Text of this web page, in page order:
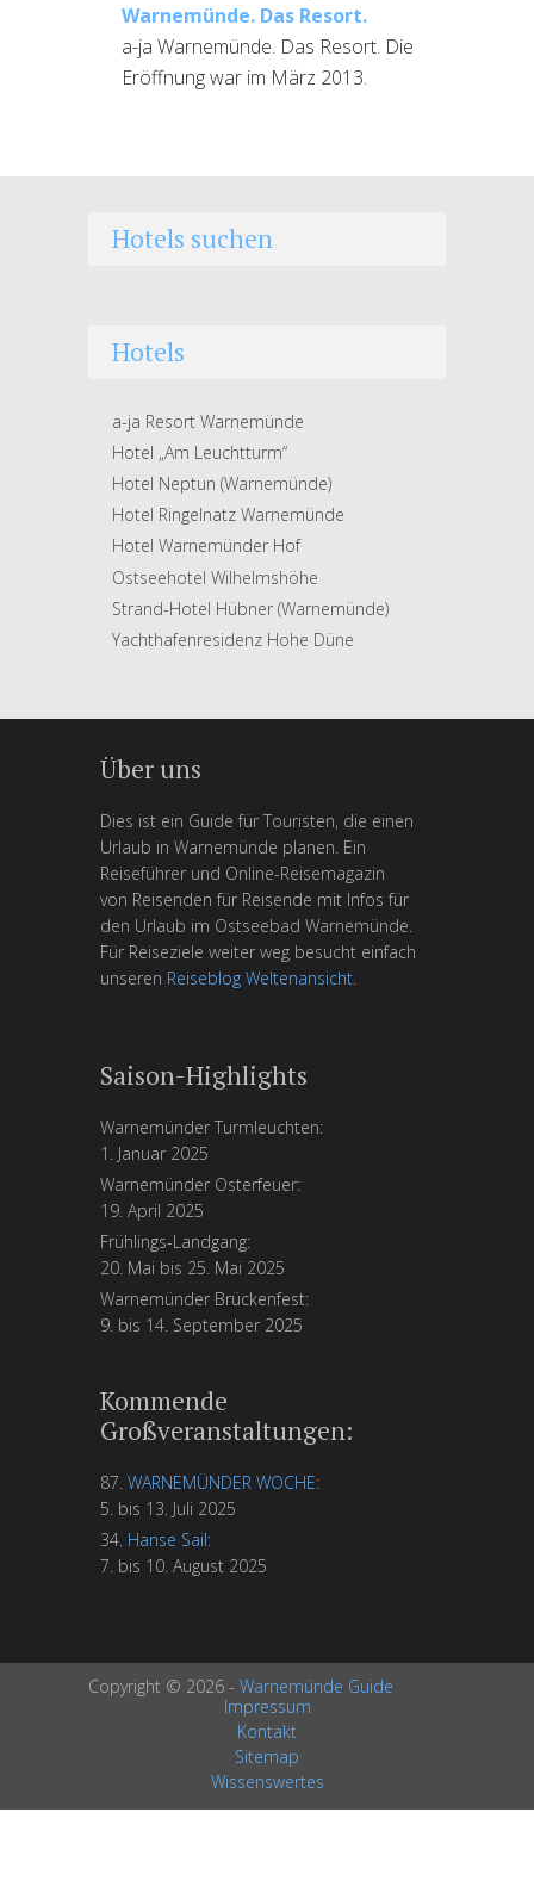
Warnemünde. Das Resort.
a-ja Warnemünde. Das Resort. Die
Eröffnung war im März 2013.
Hotels suchen
Hotels
a-ja Resort Warnemünde
Hotel „Am Leuchtturm“
Hotel Neptun (Warnemünde)
Hotel Ringelnatz Warnemünde
Hotel Warnemünder Hof
Ostseehotel Wilhelmshöhe
Strand-Hotel Hübner (Warnemünde)
Yachthafenresidenz Hohe Düne
Über uns
Dies ist ein Guide für Touristen, die einen
Urlaub in Warnemünde planen. Ein
Reiseführer und Online-Reisemagazin
von Reisenden für Reisende mit Infos für
den Urlaub im Ostseebad Warnemünde.
Für Reiseziele weiter weg besucht einfach
unseren Reiseblog Weltenansicht.
Saison-Highlights
Warnemünder Turmleuchten:
1. Januar 2025
Warnemünder Osterfeuer:
19. April 2025
Frühlings-Landgang:
20. Mai bis 25. Mai 2025
Warnemünder Brückenfest:
9. bis 14. September 2025
Kommende
Großveranstaltungen:
87. WARNEMÜNDER WOCHE:
5. bis 13. Juli 2025
34. Hanse Sail:
7. bis 10. August 2025
Copyright © 2026 - Warnemünde Guide
Impressum
Kontakt
Sitemap
Wissenswertes